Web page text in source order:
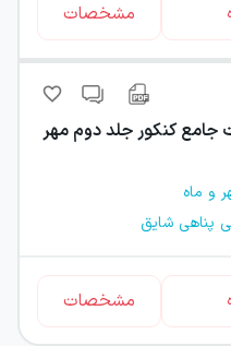
مشخصات
جامع کنکور جلد دوم مهر
و ماه
پناهی شایق
مشخصات